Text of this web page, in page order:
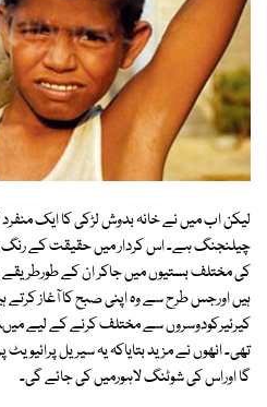
لیکن اب میں نے خانہ بدوش لڑکی کا ایک
چیلنجنگ ہے۔ اس کردار میں حقیقت کے رنگ
کی مختلف بستیوں میں جاکر ان کے
ہیں اورجس طرح سے وہ اپنی صبح کا آغاز
کیرئیرکودوسروں سے مختلف کرنے کے لیے
تھی۔ انھوں نے مزید بتایاکہ یہ سیریل
گا اوراس کی شوٹنگ لاہورمیں کی جائے گی۔